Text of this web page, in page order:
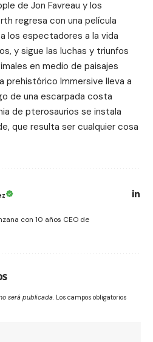
de Jon Favreau y los
regresa con una película
los espectadores a la vida
y sigue las luchas y triunfos
en medio de paisajes
prehistórico Immersive lleva a
de una escarpada costa
de pterosaurios se instala
que resulta ser cualquier cosa
con 10 años CEO de
será publicada. Los campos obligatorios